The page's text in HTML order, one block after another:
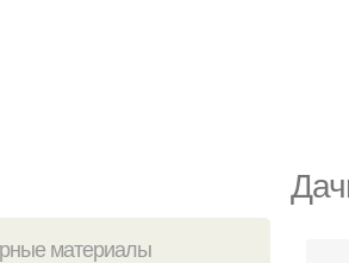
материалы